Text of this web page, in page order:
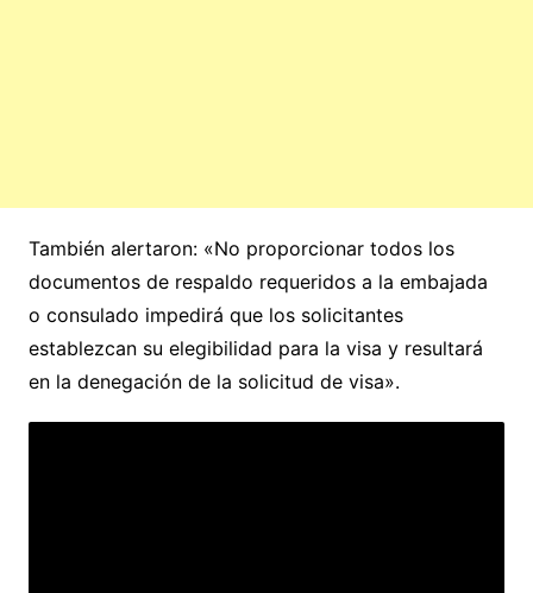
También alertaron: «No proporcionar todos los
documentos de respaldo requeridos a la embajada
o consulado impedirá que los solicitantes
establezcan su elegibilidad para la visa y resultará
en la denegación de la solicitud de visa».